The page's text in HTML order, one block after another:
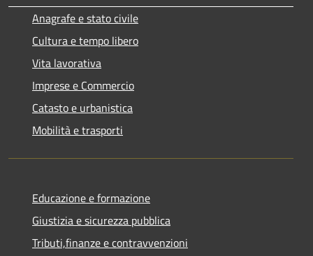
Anagrafe e stato civile
Cultura e tempo libero
Vita lavorativa
Imprese e Commercio
Catasto e urbanistica
Mobilità e trasporti
Educazione e formazione
Giustizia e sicurezza pubblica
Tributi,finanze e contravvenzioni